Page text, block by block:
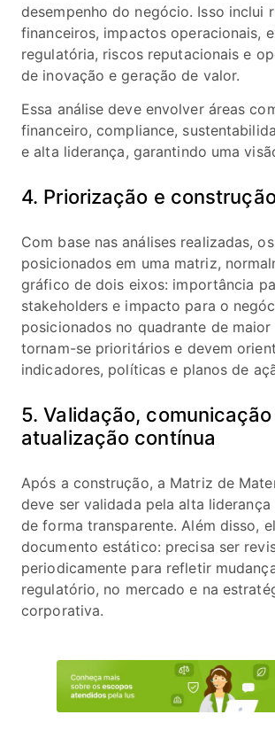
desempenho do negócio. Isso inclui
financeiros, impactos operacionais,
regulatória, riscos reputacionais e
de inovação e geração de valor.
Essa análise deve envolver áreas
financeiro, compliance,
e alta liderança, garantindo uma
4. Priorização e
Com base nas análises realizadas,
posicionados em uma matriz,
gráfico de dois eixos: importância
stakeholders e impacto para o
posicionados no quadrante de maior
tornam-se prioritários e devem
indicadores, políticas e planos de
5. Validação,
atualização contínua
Após a construção, a Matriz de
deve ser validada pela alta liderança
de forma transparente. Além disso,
documento estático: precisa ser
periodicamente para refletir
regulatório, no mercado e na
corporativa.